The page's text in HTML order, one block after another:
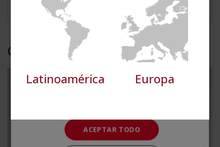
Otras titulaciones
Latinoamérica Europa
Cookies de
preferencias
Cookies de
funcionalidad
Cookies no clasificadas
ACEPTAR TODO